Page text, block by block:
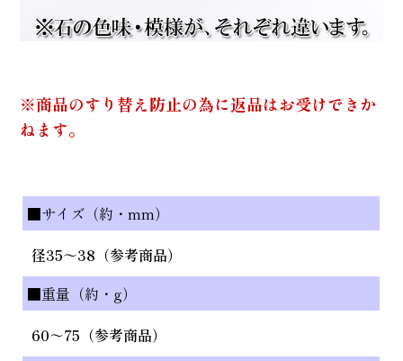
※商品のすり替え防止の為に返品はお受けできか
ねます。
■サイズ（約・mm）
径35～38（参考商品）
■重量（約・g）
60～75（参考商品）